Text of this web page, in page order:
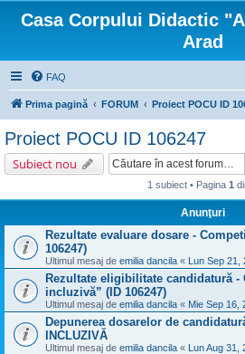
Casa Corpului Didactic
Arad
FAQ
Prima pagină FORUM Proiect POCU ID
Proiect POCU ID 106247
Subiect nou
1 subiect • Pagina 1
Anunţuri
Rezultate evaluare dosare -
106247)
Ultimul mesaj de emilia dancila « Lun Sep 21,
Rezultate eligibilitate candidatură -
incluzivă” (ID 106247)
Ultimul mesaj de emilia dancila « Mie Sep 16,
Depunerea dosarelor de
INCLUZIVĂ
Ultimul mesaj de emilia dancila « Lun Aug 31,